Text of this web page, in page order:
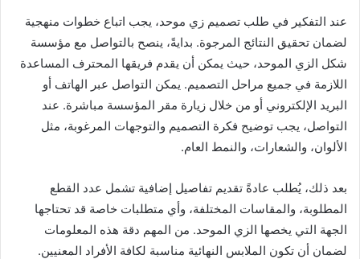
عند التفكير في طلب تصميم زي موحد، يجب اتباع خطوات منهجية
لضمان تحقيق النتائج المرجوة. بدايةً، ينصح بالتواصل مع مؤسسة
شكل الزي الموحد، حيث يمكن أن يقدم فريقها المحترف المساعدة
اللازمة في جميع مراحل التصميم. يمكن التواصل عبر الهاتف أو
البريد الإلكتروني أو من خلال زيارة مقر المؤسسة مباشرة. عند
التواصل، يجب توضيح فكرة التصميم والتوجهات المرغوبة، مثل
الألوان، والشعارات، والنمط العام.
بعد ذلك، يُطلب عادةً تقديم تفاصيل إضافية تشمل عدد القطع
المطلوبة، والمقاسات المختلفة، وأي متطلبات خاصة قد تحتاجها
الجهة التي يخصها الزي الموحد. من المهم دقة هذه المعلومات
لضمان أن تكون الملابس النهائية مناسبة لكافة الأفراد المعنيين.